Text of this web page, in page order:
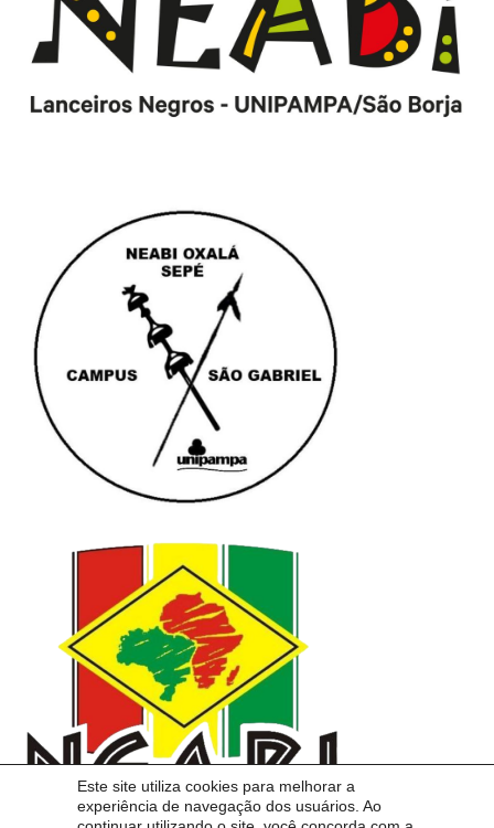
Este site utiliza cookies para melhorar a
experiência de navegação dos usuários. Ao